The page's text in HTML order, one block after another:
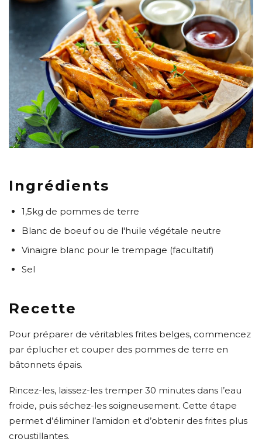
Ingrédients
1,5kg de pommes de terre
Blanc de boeuf ou de l'huile végétale neutre
Vinaigre blanc pour le trempage (facultatif)
Sel
Recette
Pour préparer de véritables frites belges, commencez
par éplucher et couper des pommes de terre en
bâtonnets épais.
Rincez-les, laissez-les tremper 30 minutes dans l’eau
froide, puis séchez-les soigneusement. Cette étape
permet d’éliminer l’amidon et d’obtenir des frites plus
croustillantes.